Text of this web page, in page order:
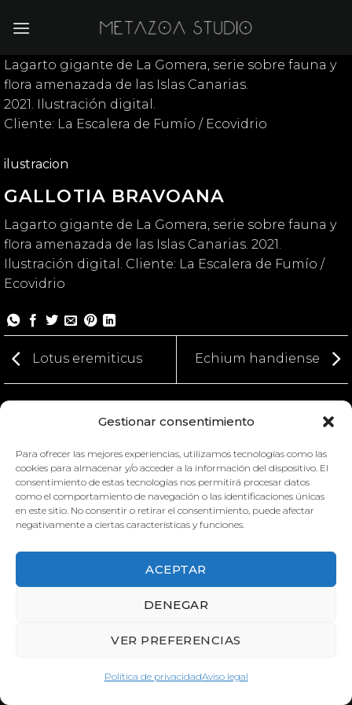
Gestionar consentimiento
Para ofrecer las mejores experiencias, utilizamos tecnologías como las
cookies para almacenar y/o acceder a la información del dispositivo. El
consentimiento de estas tecnologías nos permitirá procesar datos
como el comportamiento de navegación o las identificaciones únicas
en este sitio. No consentir o retirar el consentimiento, puede afectar
negativamente a ciertas características y funciones.
ACEPTAR
DENEGAR
VER PREFERENCIAS
Política de privacidadAviso legal
ilustracion
GALLOTIA BRAVOANA
Lagarto gigante de La Gomera, serie sobre fauna y
flora amenazada de las Islas Canarias. 2021.
Ilustración digital. Cliente: La Escalera de Fumío /
Ecovidrio
Lagarto gigante de La Gomera, serie sobre fauna y
flora amenazada de las Islas Canarias.
2021. Ilustración digital.
Cliente: La Escalera de Fumío / Ecovidrio
Lotus eremiticus Echium handiense